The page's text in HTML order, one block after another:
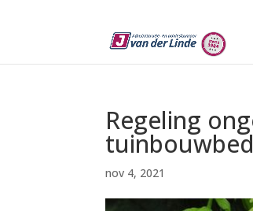
Regeling
nov 4, 2021